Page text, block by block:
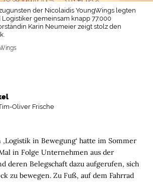
der Nicolaidis YoungWings legten
gemeinsam knapp 77.000
Karin Neumeier zeigt stolz den
in Bewegung‘ hatte im Sommer
in Folge Unternehmen aus der
deren Belegschaft dazu aufgerufen, sich
zu bewegen. Zu Fuß, auf dem Fahrrad
Oliver Frische